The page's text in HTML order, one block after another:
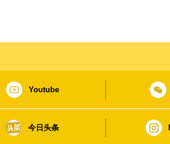
Youtube
今日头条